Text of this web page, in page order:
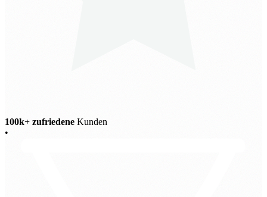
100k+ zufriedene Kunden
•